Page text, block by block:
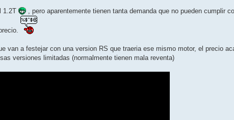
1.2T , pero aparentemente tienen tanta demanda que no pueden cumplir
van a festejar con una version RS que traeria ese mismo motor, el precio
versiones limitadas (normalmente tienen mala reventa)